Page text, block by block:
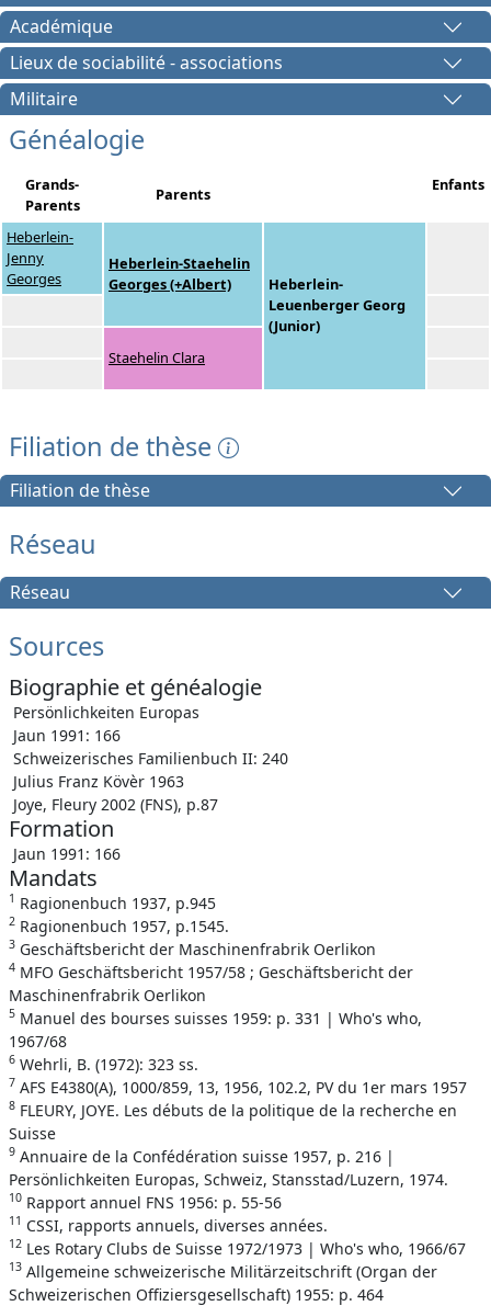
Académique
Lieux de sociabilité - associations
Militaire
Généalogie
Grands-
Parents
Parents Enfants
Heberlein-
Jenny
Georges
Heberlein-Staehelin
Georges (+Albert)
Heberlein-
Leuenberger Georg
(Junior)
Staehelin Clara
Filiation de thèse
Filiation de thèse
Réseau
Réseau
Sources
Biographie et généalogie
Persönlichkeiten Europas
Jaun 1991: 166
Schweizerisches Familienbuch II: 240
Julius Franz Kövèr 1963
Joye, Fleury 2002 (FNS), p.87
Formation
Jaun 1991: 166
Mandats
1 Ragionenbuch 1937, p.945
2 Ragionenbuch 1957, p.1545.
3 Geschäftsbericht der Maschinenfrabrik Oerlikon
4 MFO Geschäftsbericht 1957/58 ; Geschäftsbericht der
Maschinenfrabrik Oerlikon
5 Manuel des bourses suisses 1959: p. 331 | Who's who,
1967/68
6 Wehrli, B. (1972): 323 ss.
7 AFS E4380(A), 1000/859, 13, 1956, 102.2, PV du 1er mars 1957
8 FLEURY, JOYE. Les débuts de la politique de la recherche en
Suisse
9 Annuaire de la Confédération suisse 1957, p. 216 |
Persönlichkeiten Europas, Schweiz, Stansstad/Luzern, 1974.
10 Rapport annuel FNS 1956: p. 55-56
11 CSSI, rapports annuels, diverses années.
12 Les Rotary Clubs de Suisse 1972/1973 | Who's who, 1966/67
13 Allgemeine schweizerische Militärzeitschrift (Organ der
Schweizerischen Offiziersgesellschaft) 1955: p. 464